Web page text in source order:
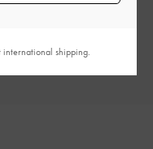
shipping.